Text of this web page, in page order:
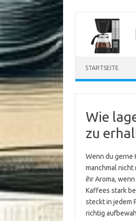
springen
STARTSEITE
Wie
zu
Wenn du gerne
manchmal nicht
ihr Aroma,
Kaffees stark
steckt in jedem
richtig